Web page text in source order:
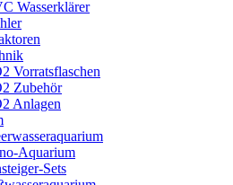
Wasserklärer
Vorratsflaschen
Zubehör
Anlagen
Aquarium
Sets